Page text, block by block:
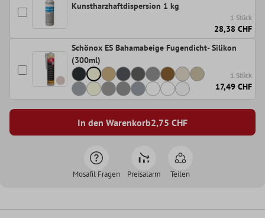
Kunstharzhaftdispersion 1 kg
1 Stück
28,38 CHF
Schönox ES Bahamabeige Fugendicht- Silikon
(300ml)
1 Stück
17,49 CHF
In den Warenkorb2,75 CHF
Mosafil Fragen Preisalarm Teilen